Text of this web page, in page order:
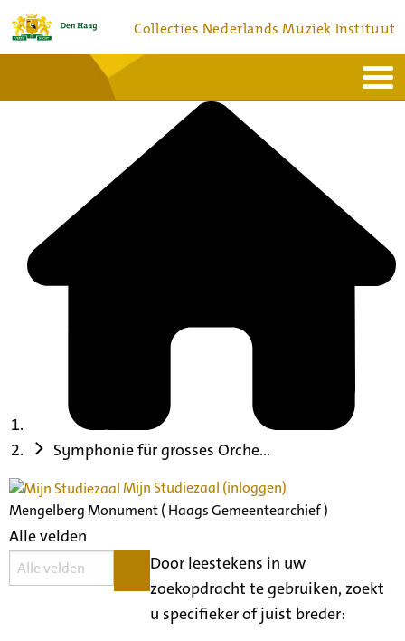
Collecties Nederlands Muziek Instituut
Bronnen en collecties
Symphonie für grosses Orche...
Mijn Studiezaal (inloggen)
Mengelberg Monument ( Haags Gemeentearchief )
Alle velden
Door leestekens in uw
zoekopdracht te gebruiken, zoekt
u specifieker of juist breder: